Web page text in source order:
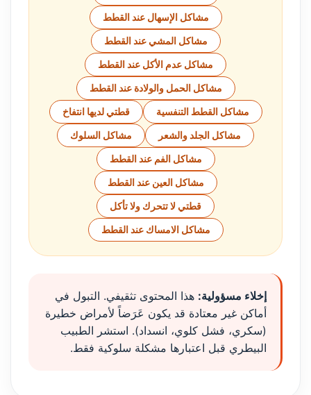
مشاكل الإسهال عند القطط
مشاكل المشي عند القطط
مشاكل عدم الأكل عند القطط
مشاكل الحمل والولادة عند القطط
مشاكل القطط التنفسية قطتي لديها انتفاخ
مشاكل الجلد والشعر مشاكل السلوك
مشاكل الفم عند القطط
مشاكل العين عند القطط
قطتي لا تتحرك ولا تأكل
مشاكل الامساك عند القطط
إخلاء مسؤولية: هذا المحتوى تثقيفي. التبول في
أماكن غير معتادة قد يكون عَرَضاً لأمراض خطيرة
(سكري، فشل كلوي، انسداد). استشر الطبيب
البيطري قبل اعتبارها مشكلة سلوكية فقط.